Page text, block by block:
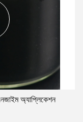
অ্যাপ্লিকেশন